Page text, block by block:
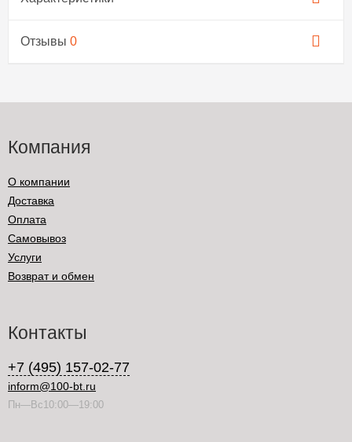
Отзывы 0
Компания
О компании
Доставка
Оплата
Самовывоз
Услуги
Возврат и обмен
Контакты
+7 (495) 157-02-77
inform@100-bt.ru
Пн—Вс10:00—19:00